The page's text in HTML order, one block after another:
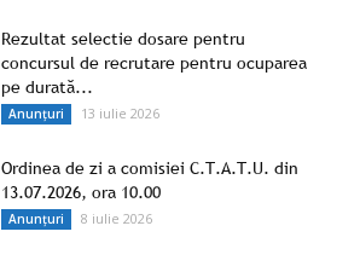
Rezultat selectie dosare pentru
concursul de recrutare pentru ocuparea
pe durată...
Anunțuri 13 iulie 2026
Ordinea de zi a comisiei C.T.A.T.U. din
13.07.2026, ora 10.00
Anunțuri 8 iulie 2026